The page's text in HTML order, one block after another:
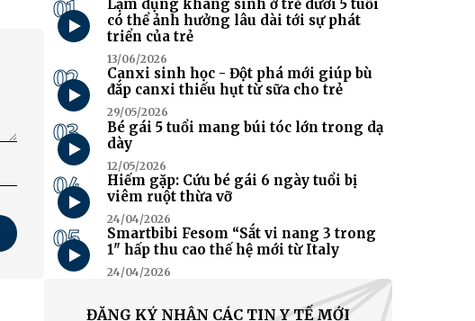
01
Lạm dụng kháng sinh ở trẻ dưới 5 tuổi
có thể ảnh hưởng lâu dài tới sự phát
triển của trẻ
13/06/2026
02
Canxi sinh học - Đột phá mới giúp bù
đắp canxi thiếu hụt từ sữa cho trẻ
29/05/2026
03
Bé gái 5 tuổi mang búi tóc lớn trong dạ
dày
12/05/2026
04
Hiếm gặp: Cứu bé gái 6 ngày tuổi bị
viêm ruột thừa vỡ
24/04/2026
05
Smartbibi Fesom “Sắt vi nang 3 trong
1" hấp thu cao thế hệ mới từ Italy
24/04/2026
ĐĂNG KÝ NHẬN CÁC TIN Y TẾ MỚI